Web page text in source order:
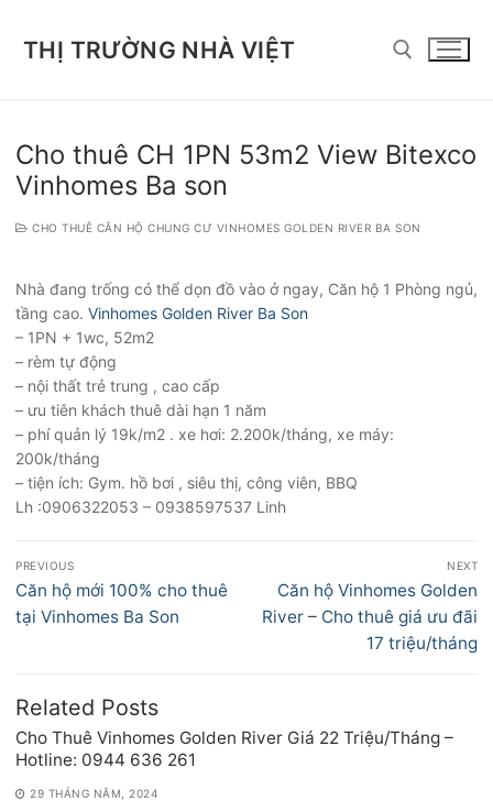
THỊ TRƯỜNG NHÀ VIỆT
Cho thuê CH 1PN 53m2 View Bitexco
Vinhomes Ba son
CHO THUÊ CĂN HỘ CHUNG CƯ VINHOMES GOLDEN RIVER BA SON
Nhà đang trống có thể dọn đồ vào ở ngay, Căn hộ 1 Phòng ngủ,
tầng cao. Vinhomes Golden River Ba Son
– 1PN + 1wc, 52m2
– rèm tự động
– nội thất trẻ trung , cao cấp
– ưu tiên khách thuê dài hạn 1 năm
– phí quản lý 19k/m2 . xe hơi: 2.200k/tháng, xe máy:
200k/tháng
– tiện ích: Gym. hồ bơi , siêu thị, công viên, BBQ
Lh :0906322053 – 0938597537 Linh
Điều
hướng
bài
PREVIOUS
Previous
post:
Căn hộ mới 100% cho thuê
tại Vinhomes Ba Son
NEXT
Next
post:
Căn hộ Vinhomes Golden
River – Cho thuê giá ưu đãi
17 triệu/tháng
Related Posts
Cho Thuê Vinhomes Golden River Giá 22 Triệu/Tháng –
Hotline: 0944 636 261
29 THÁNG NĂM, 2024